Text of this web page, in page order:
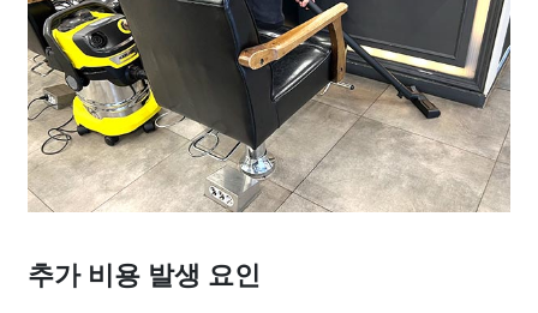
추가 비용 발생 요인